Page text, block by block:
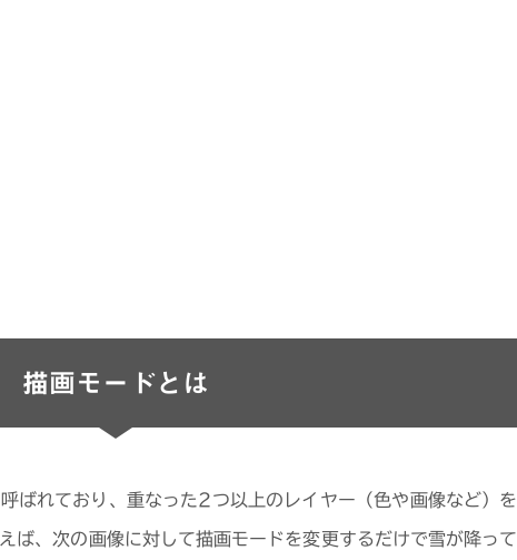
描画モードとは
ばれており、重なった2つ以上のレイヤー（色や画像など）を
ば、次の画像に対して描画モードを変更するだけで雪が降って